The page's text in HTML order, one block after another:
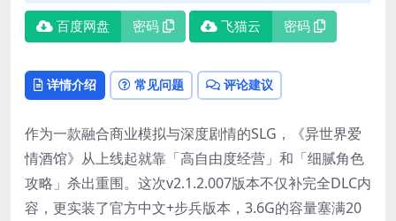
百度网盘 密码 飞猫云 密码
详情介绍 常见问题 评论建议
作为一款融合商业模拟与深度剧情的SLG，《异世界爱
情酒馆》从上线起就靠「高自由度经营」和「细腻角色
攻略」杀出重围。这次v2.1.2.007版本不仅补完全DLC内
容，更实装了官方中文+步兵版本，3.6G的容量塞满20